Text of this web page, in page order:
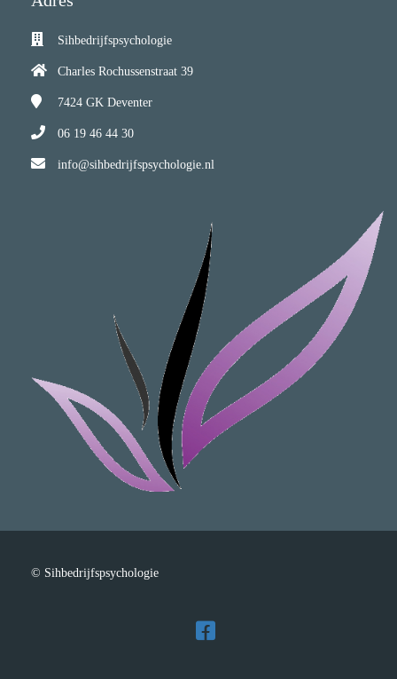
Sihbedrijfspsychologie
Charles Rochussenstraat 39
7424 GK Deventer
06 19 46 44 30
info@sihbedrijfspsychologie.nl
© Sihbedrijfspsychologie